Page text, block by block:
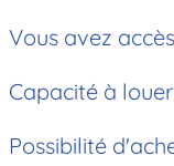
Vous avez
Capacité à
Possibilité